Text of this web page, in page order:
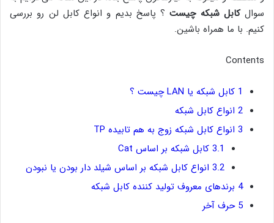
سوالکابل شبکه چیست؟ پاسخ بدیم و انواع کابل لن رو بررسی
کنیم. با ما همراه باشین.
Contents
1 کابل شبکه یا LAN چیست ؟
2 انواع کابل شبکه
3 انواع کابل شبکه زوج به هم تابیده TP
3.1 کابل شبکه بر اساس Cat
3.2 انواع کابل شبکه بر اساس شیلد دار بودن یا نبودن
4 برندهای معروف تولید کننده کابل شبکه
5 حرف آخر